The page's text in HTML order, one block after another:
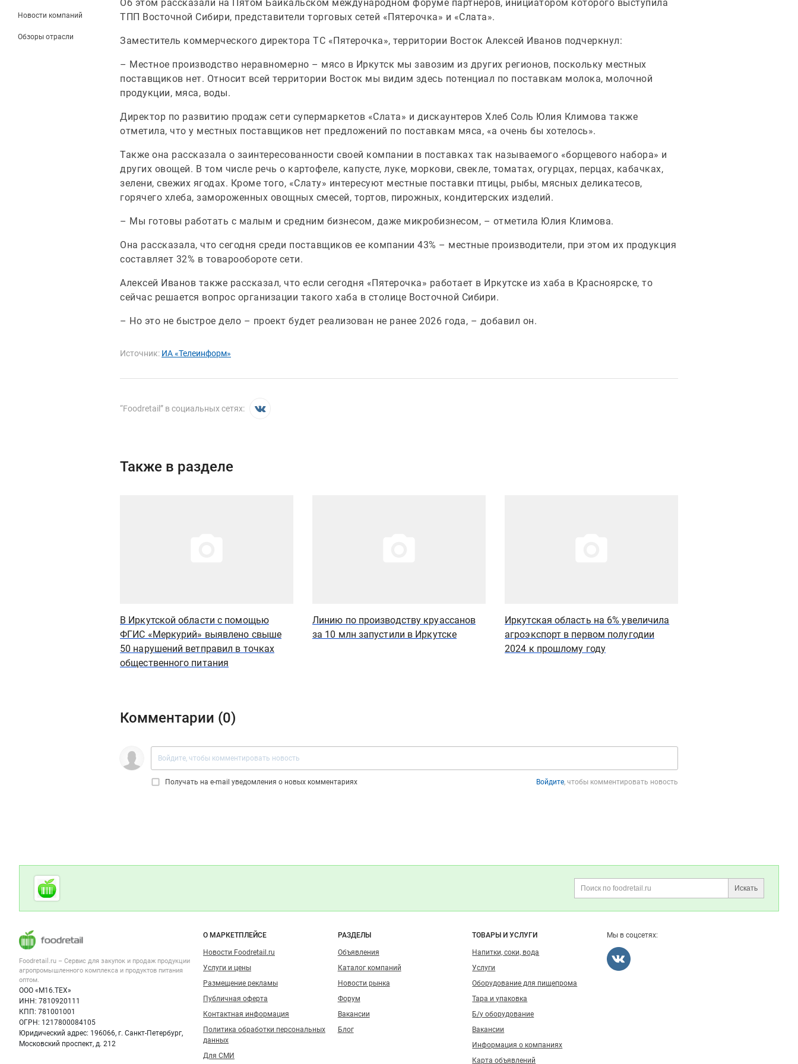
Новости компаний
Обзоры отрасли
Об этом рассказали на Пятом Байкальском международном форуме партнеров, инициатором которого выступила
ТПП Восточной Сибири, представители торговых сетей «Пятерочка» и «Слата».
Заместитель коммерческого директора ТС «Пятерочка», территории Восток Алексей Иванов подчеркнул:
– Местное производство неравномерно – мясо в Иркутск мы завозим из других регионов, поскольку местных
поставщиков нет. Относит всей территории Восток мы видим здесь потенциал по поставкам молока, молочной
продукции, мяса, воды.
Директор по развитию продаж сети супермаркетов «Слата» и дискаунтеров Хлеб Соль Юлия Климова также
отметила, что у местных поставщиков нет предложений по поставкам мяса, «а очень бы хотелось».
Также она рассказала о заинтересованности своей компании в поставках так называемого «борщевого набора» и
других овощей. В том числе речь о картофеле, капусте, луке, моркови, свекле, томатах, огурцах, перцах, кабачках,
зелени, свежих ягодах. Кроме того, «Слату» интересуют местные поставки птицы, рыбы, мясных деликатесов,
горячего хлеба, замороженных овощных смесей, тортов, пирожных, кондитерских изделий.
– Мы готовы работать с малым и средним бизнесом, даже микробизнесом, – отметила Юлия Климова.
Она рассказала, что сегодня среди поставщиков ее компании 43% – местные производители, при этом их продукция
составляет 32% в товарообороте сети.
Алексей Иванов также рассказал, что если сегодня «Пятерочка» работает в Иркутске из хаба в Красноярске, то
сейчас решается вопрос организации такого хаба в столице Восточной Сибири.
– Но это не быстрое дело – проект будет реализован не ранее 2026 года, – добавил он.
Источник: ИА «Телеинформ»
“Foodretail” в социальных сетях:
Также в разделе
В Иркутской области с помощью
ФГИС «Меркурий» выявлено свыше
50 нарушений ветправил в точках
общественного питания
Линию по производству круассанов
за 10 млн запустили в Иркутске
Иркутская область на 6% увеличила
агроэкспорт в первом полугодии
2024 к прошлому году
Комментарии (0)
Получать на e‑mail уведомления о новых комментариях Войдите , чтобы комментировать новость
Дополнительная информация
Искать
Cсылки на полезные проекты
Foodretail.ru
— продукты
Важные разделы и контакты
Foodretail.ru – Сервис для закупок и продаж продукции
агропромышленного комплекса и продуктов питания
оптом.
ООО «М16.ТЕХ»
ИНН: 7810920111
КПП: 781001001
ОГРН: 1217800084105
Юридический адрес: 196066, г. Санкт-Петербург,
Московский проспект, д. 212
Навигация по сайту
О МАРКЕТПЛЕЙСЕ
Новости Foodretail.ru
Услуги и цены
Размещение рекламы
Публичная оферта
Контактная информация
Политика обработки персональных
данных
Для СМИ
РАЗДЕЛЫ
Объявления
Каталог компаний
Новости рынка
Форум
Вакансии
Блог
ТОВАРЫ И УСЛУГИ
Напитки, соки, вода
Услуги
Оборудование для пищепрома
Тара и упаковка
Б/у оборудование
Вакансии
Информация о компаниях
Карта объявлений
Мы в соцсетях: